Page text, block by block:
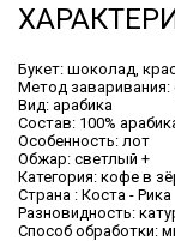
Букет: шоколад,
Метод заваривания:
Вид: арабика
Состав: 100%
Особенность: лот
Обжар: светлый +
Категория: кофе в
Cтрана : Коста - Рика
Разновидность:
Способ обработки: